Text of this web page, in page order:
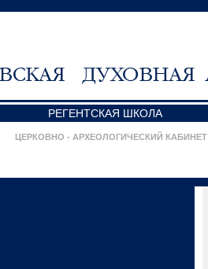
РЕГЕНТСКАЯ ШКОЛА
ЦЕРКОВНО - АРХЕОЛОГИЧЕСКИЙ КАБИНЕТ